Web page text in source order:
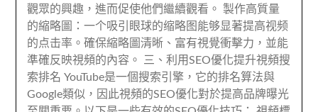
觀眾的興趣，進而促使他們繼續觀看。 製作高質量
的縮略圖：一个吸引眼球的缩略图能够显著提高视频
的点击率。確保縮略圖清晰、富有視覺衝擊力，並能
準確反映視頻的內容。 三、利用SEO優化提升視頻搜
索排名 YouTube是一個搜索引擎，它的排名算法與
Google類似，因此視頻的SEO優化對於提高品牌曝光